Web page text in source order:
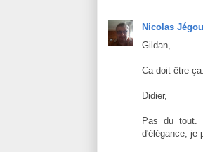
Nicolas Jégou
Gildan,
Ca doit être ça.
Didier,
Pas du tout.
d'élégance, je